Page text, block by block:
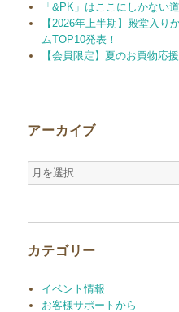
「&PK」はここにしかない
【2026年上半期】殿堂入り
ムTOP10発表！
【会員限定】夏のお買物応
アーカイブ
ア
ー
カテゴリー
イベント情報
お客様サポートから